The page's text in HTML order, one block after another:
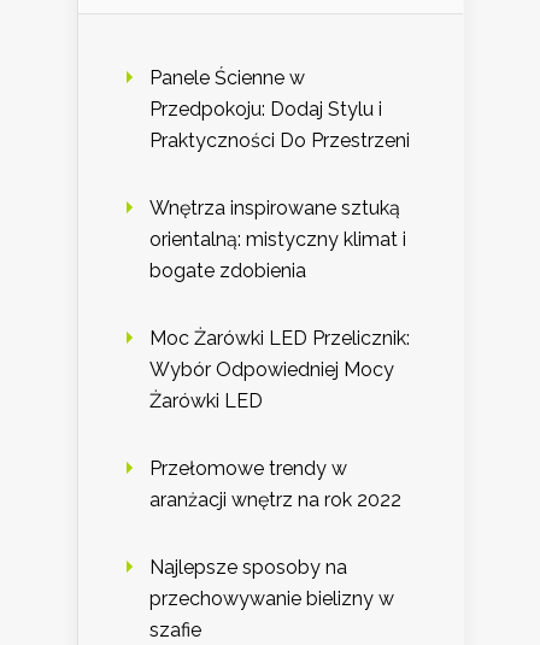
Panele Ścienne w
Przedpokoju: Dodaj Stylu i
Praktyczności Do Przestrzeni
Wnętrza inspirowane sztuką
orientalną: mistyczny klimat i
bogate zdobienia
Moc Żarówki LED Przelicznik:
Wybór Odpowiedniej Mocy
Żarówki LED
Przełomowe trendy w
aranżacji wnętrz na rok 2022
Najlepsze sposoby na
przechowywanie bielizny w
szafie